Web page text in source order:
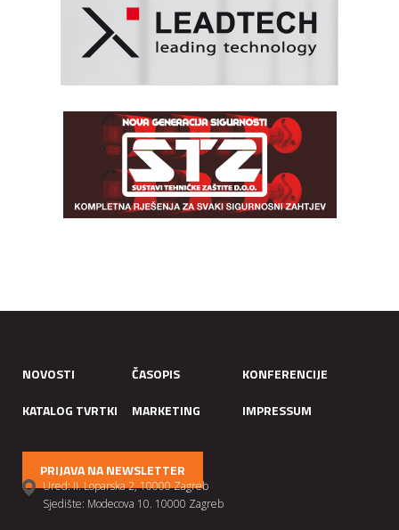
NOVOSTI ČASOPIS
KONFERENCIJE
KATALOG TVRTKI
MARKETING IMPRESSUM
PRIJAVA NA NEWSLETTER
Ured: II. Loparska 2, 10000 Zagreb
Sjedište: Modecova 10. 10000 Zagreb